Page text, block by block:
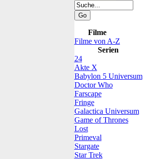
Filme
Filme von A-Z
Serien
24
Akte X
Babylon 5 Universum
Doctor Who
Farscape
Fringe
Galactica Universum
Game of Thrones
Lost
Primeval
Stargate
Star Trek